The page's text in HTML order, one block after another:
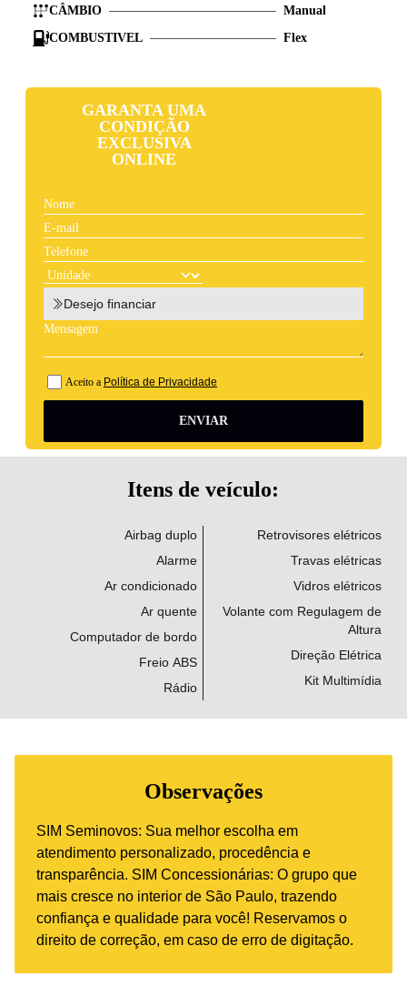
CÂMBIO
Manual
COMBUSTIVEL
Flex
GARANTA UMA
CONDIÇÃO
EXCLUSIVA
ONLINE
Desejo financiar
Aceito a Política de Privacidade
ENVIAR
Itens de veículo:
Airbag duplo
Alarme
Ar condicionado
Ar quente
Computador de bordo
Freio ABS
Rádio
Retrovisores elétricos
Travas elétricas
Vidros elétricos
Volante com Regulagem de
Altura
Direção Elétrica
Kit Multimídia
Observações
SIM Seminovos: Sua melhor escolha em
atendimento personalizado, procedência e
transparência. SIM Concessionárias: O grupo que
mais cresce no interior de São Paulo, trazendo
confiança e qualidade para você! Reservamos o
direito de correção, em caso de erro de digitação.